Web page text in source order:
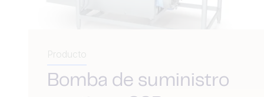
Producto
Bomba de suministro